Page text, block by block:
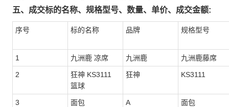
五、成交标的名称、规格型号、数量、单价、成交金额:
序号 标的名称 品牌 规格型号
1 九洲鹿 凉席 九洲鹿 九洲鹿藤席
2
狂神 KS3111
篮球
狂神 KS3111
3 面包 A 面包